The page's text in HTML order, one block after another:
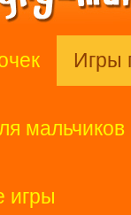
Игры
мальчиков
игры